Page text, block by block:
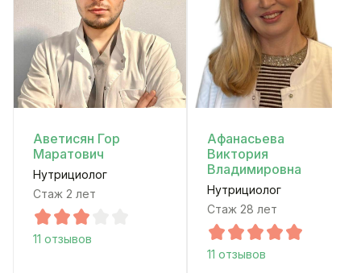
Аветисян Гор
Маратович
Нутрициолог
Стаж 2 лет
11 отзывов
Афанасьева
Виктория
Владимировна
Нутрициолог
Стаж 28 лет
11 отзывов